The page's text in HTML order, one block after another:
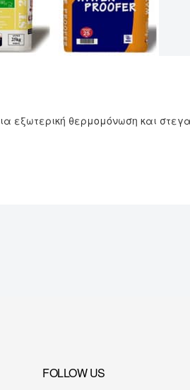
θερμομόνωση και
FOLLOW US